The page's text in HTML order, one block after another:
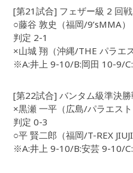
[第21試合] フェザー級 2 回
○藤谷 敦史（福岡/9’sMMA）
判定 2-1
×山城 翔（沖縄/THE パラエ
※A:井上 9-10/B:岡田 10-9/
[第22試合] バンタム級準決
×黒瀬 一平（広島/パラエスト
判定 0-3
○平 賢二郎（福岡/T-REX
※A:井上 9-10/B:安芸 9-10/